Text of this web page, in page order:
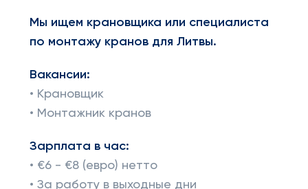
Мы ищем крановщика или специалиста
по монтажу кранов для Литвы.
Вакансии:
• Крановщик
• Монтажник кранов
Зарплата в час:
• €6 - €8 (евро) нетто
• За работу в выходные дни